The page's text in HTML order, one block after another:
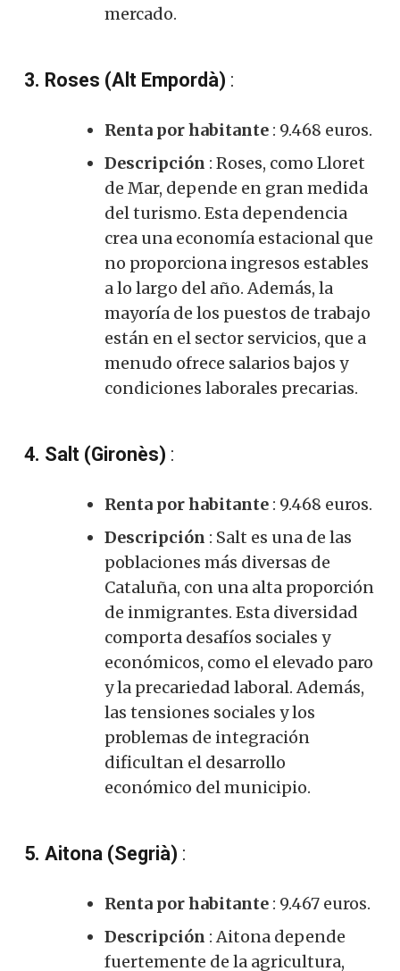
mercado.
3. Roses (Alt Empordà) :
Renta por habitante : 9.468 euros.
Descripción : Roses, como Lloret
de Mar, depende en gran medida
del turismo. Esta dependencia
crea una economía estacional que
no proporciona ingresos estables
a lo largo del año. Además, la
mayoría de los puestos de trabajo
están en el sector servicios, que a
menudo ofrece salarios bajos y
condiciones laborales precarias.
4. Salt (Gironès) :
Renta por habitante : 9.468 euros.
Descripción : Salt es una de las
poblaciones más diversas de
Cataluña, con una alta proporción
de inmigrantes. Esta diversidad
comporta desafíos sociales y
económicos, como el elevado paro
y la precariedad laboral. Además,
las tensiones sociales y los
problemas de integración
dificultan el desarrollo
económico del municipio.
5. Aitona (Segrià) :
Renta por habitante : 9.467 euros.
Descripción : Aitona depende
fuertemente de la agricultura,